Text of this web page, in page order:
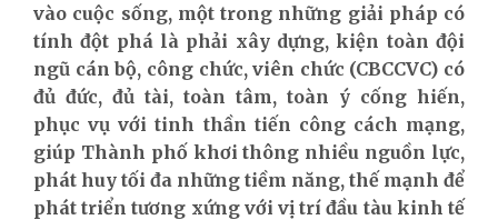
vào cuộc sống, một trong những giải pháp có
tính đột phá là phải xây dựng, kiện toàn đội
ngũ cán bộ, công chức, viên chức (CBCCVC) có
đủ đức, đủ tài, toàn tâm, toàn ý cống hiến,
phục vụ với tinh thần tiến công cách mạng,
giúp Thành phố khơi thông nhiều nguồn lực,
phát huy tối đa những tiềm năng, thế mạnh để
phát triển tương xứng với vị trí đầu tàu kinh tế